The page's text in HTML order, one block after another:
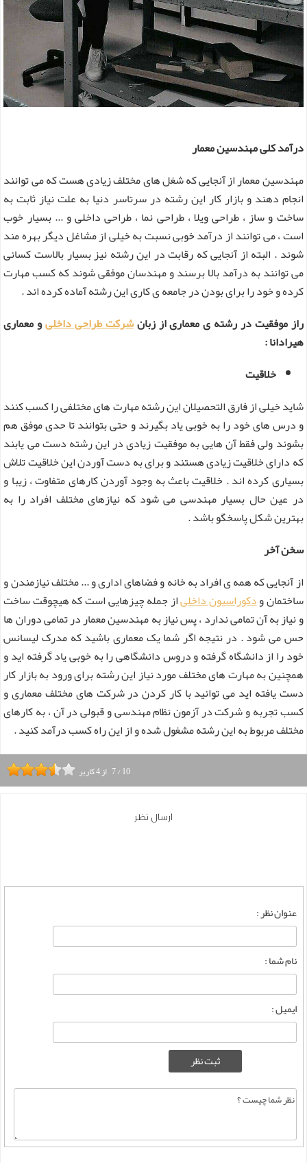
درآمد کلی مهندسین معمار
مهندسین معمار از آنجایی که شغل های مختلف زیادی هست که می توانند
انجام دهند و بازار کار این رشته در سرتاسر دنیا به علت نیاز ثابت به
ساخت و ساز ، طراحی ویلا ، طراحی نما ، طراحی داخلی و ... بسیار خوب
است ، می توانند از درآمد خوبی نسبت به خیلی از مشاغل دیگر بهره مند
شوند . البته از آنجایی که رقابت در این رشته نیز بسیار بالاست کسانی
می توانند به درآمد بالا برسند و مهندسان موفقی شوند که کسب مهارت
کرده و خود را برای بودن در جامعه ی کاری این رشته آماده کرده اند .
راز موفقیت در رشته ی معماری از زبانشرکت طراحی داخلیو معماری
هیرادانا :
خلاقیت
شاید خیلی از فارق التحصیلان این رشته مهارت های مختلفی را کسب کنند
و درس های خود را به خوبی یاد بگیرند و حتی بتوانند تا حدی موفق هم
بشوند ولی فقط آن هایی به موفقیت زیادی در این رشته دست می یابند
که دارای خلاقیت زیادی هستند و برای به دست آوردن این خلاقیت تلاش
بسیاری کرده اند . خلاقیت باعث به وجود آوردن کارهای متفاوت ، زیبا و
در عین حال بسیار مهندسی می شود که نیازهای مختلف افراد را به
بهترین شکل پاسخگو باشد .
سخن آخر
از آنجایی که همه ی افراد به خانه و فضاهای اداری و ... مختلف نیازمندن و
ساختمان ودکوراسیون داخلیاز جمله چیزهایی است که هیچوقت ساخت
و نیاز به آن تمامی ندارد ، پس نیاز به مهندسین معمار در تمامی دوران ها
حس می شود . در نتیجه اگر شما یک معماری باشید که مدرک لیسانس
خود را از دانشگاه گرفته و دروس دانشگاهی را به خوبی یاد گرفته اید و
همچنین به مهارت های مختلف مورد نیاز این رشته برای ورود به بازار کار
دست یافته اید می توانید با کار کردن در شرکت های مختلف معماری و
کسب تجربه و شرکت در آزمون نظام مهندسی و قبولی در آن ، به کارهای
مختلف مربوط به این رشته مشغول شده و از این راه کسب درآمد کنید .
7/10 از4کاربر
ارسال نظر
عنوان نظر :
نام شما :
ایمیل :